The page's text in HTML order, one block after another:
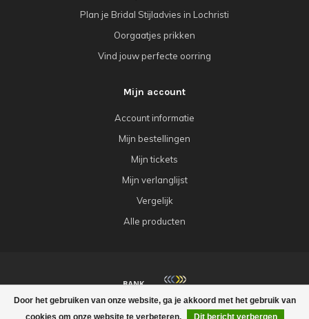
Door het gebruiken van onze website, ga je akkoord met het gebruik van
cookies om onze website te verbeteren.
Dit bericht verbergen
Plan je Bridal Stijladvies in Lochristi
Oorgaatjes prikken
Vind jouw perfecte oorring
Mijn account
Account informatie
Mijn bestellingen
Mijn tickets
Mijn verlanglijst
Vergelijk
Alle producten
© Copyright 2026 Babazou